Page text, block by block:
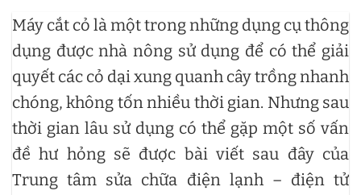
Máy cắt cỏ là một trong những dụng cụ thông
dụng được nhà nông sử dụng để có thể giải
quyết các cỏ dại xung quanh cây trồng nhanh
chóng, không tốn nhiều thời gian. Nhưng sau
thời gian lâu sử dụng có thể gặp một số vấn
đề hư hỏng sẽ được bài viết sau đây của
Trung tâm sửa chữa điện lạnh – điện tử